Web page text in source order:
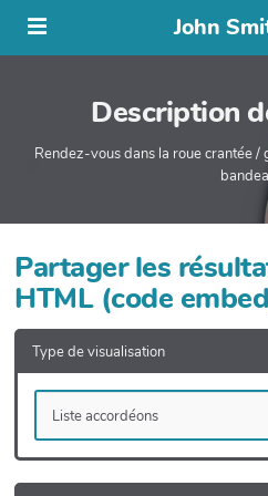
John
Description
Rendez-vous dans la roue crantée
Partager les
HTML (code
Type de visualisation